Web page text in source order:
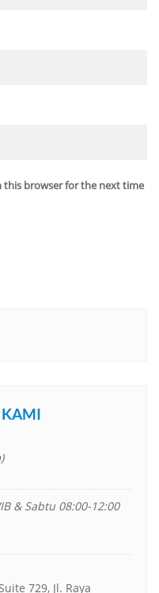
this browser for the next time
KAMI
& Sabtu 08:00-12:00
729, Jl. Raya